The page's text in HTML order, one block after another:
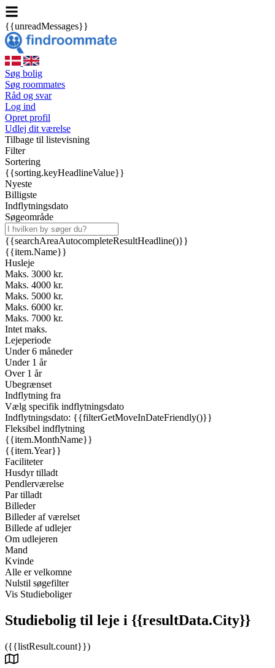
{{unreadMessages}}
Søg bolig
Søg roommates
Råd og svar
Log ind
Opret profil
Udlej dit værelse
Tilbage til listevisning
Filter
Sortering
{{sorting.keyHeadlineValue}}
Nyeste
Billigste
Indflytningsdato
Søgeområde
{{searchAreaAutocompleteResultHeadline()}}
{{item.Name}}
Husleje
Maks. 3000 kr.
Maks. 4000 kr.
Maks. 5000 kr.
Maks. 6000 kr.
Maks. 7000 kr.
Intet maks.
Lejeperiode
Under 6 måneder
Under 1 år
Over 1 år
Ubegrænset
Indflytning fra
Vælg specifik indflytningsdato
Indflytningsdato: {{filterGetMoveInDateFriendly()}}
Fleksibel indflytning
{{item.MonthName}}
{{item.Year}}
Faciliteter
Husdyr tilladt
Pendlerværelse
Par tilladt
Billeder
Billeder af værelset
Billede af udlejer
Om udlejeren
Mand
Kvinde
Alle er velkomne
Nulstil søgefilter
Vis Studieboliger
Studiebolig til leje i {{resultData.City}}
({{listResult.count}})